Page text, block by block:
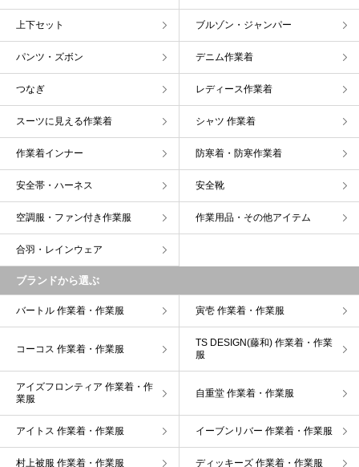
上下セット ブルゾン・ジャンパー
パンツ・ズボン デニム作業着
つなぎ レディース作業着
スーツに見える作業着 シャツ 作業着
作業着インナー 防寒着・防寒作業着
安全帯・ハーネス 安全靴
空調服・ファン付き作業服 作業用品・その他アイテム
合羽・レインウェア
ブランドから選ぶ
バートル 作業着・作業服 寅壱 作業着・作業服
コーコス 作業着・作業服
TS DESIGN(藤和) 作業着・作業
服
アイズフロンティア 作業着・作
業服
自重堂 作業着・作業服
アイトス 作業着・作業服 イーブンリバー 作業着・作業服
村上被服 作業着・作業服 ディッキーズ 作業着・作業服